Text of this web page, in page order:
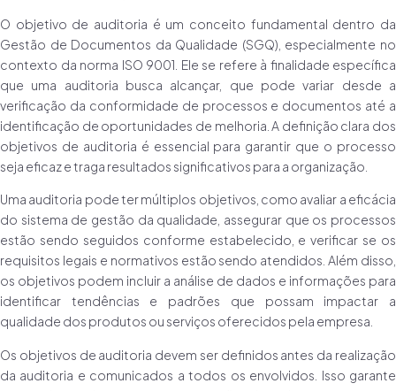
O objetivo de auditoria é um conceito fundamental dentro da
Gestão de Documentos da Qualidade (SGQ), especialmente no
contexto da norma ISO 9001. Ele se refere à finalidade específica
que uma auditoria busca alcançar, que pode variar desde a
verificação da conformidade de processos e documentos até a
identificação de oportunidades de melhoria. A definição clara dos
objetivos de auditoria é essencial para garantir que o processo
seja eficaz e traga resultados significativos para a organização.
Uma auditoria pode ter múltiplos objetivos, como avaliar a eficácia
do sistema de gestão da qualidade, assegurar que os processos
estão sendo seguidos conforme estabelecido, e verificar se os
requisitos legais e normativos estão sendo atendidos. Além disso,
os objetivos podem incluir a análise de dados e informações para
identificar tendências e padrões que possam impactar a
qualidade dos produtos ou serviços oferecidos pela empresa.
Os objetivos de auditoria devem ser definidos antes da realização
da auditoria e comunicados a todos os envolvidos. Isso garante